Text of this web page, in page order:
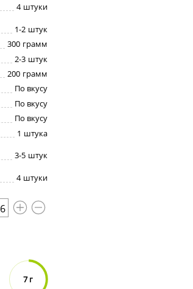
4 штуки
1-2 штук
300 грамм
2-3 штук
200 грамм
По вкусу
По вкусу
По вкусу
1 штука
3-5 штук
4 штуки
6
7 г